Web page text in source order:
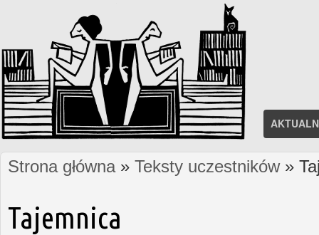
Jesteś tutaj
Strona główna» Teksty uczestników»
Tajemnica